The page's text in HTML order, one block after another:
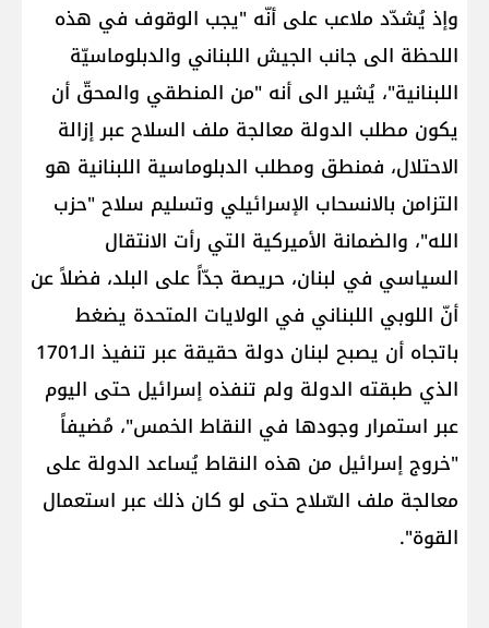
وإذ يُشدّد ملاعب على أنّه "يجب الوقوف في هذه
اللحظة الى جانب الجيش اللبناني والدبلوماسيّة
اللبنانية"، يُشير الى أنه "من المنطقي والمحقّ أن
يكون مطلب الدولة معالجة ملف السلاح عبر إزالة
الاحتلال، فمنطق ومطلب الدبلوماسية اللبنانية هو
التزامن بالانسحاب الإسرائيلي وتسليم سلاح "حزب
الله"، والضمانة الأميركية التي رأت الانتقال
السياسي في لبنان، حريصة جدّاً على البلد، فضلاً عن
أنّ اللوبي اللبناني في الولايات المتحدة يضغط
باتجاه أن يصبح لبنان دولة حقيقة عبر تنفيذ الـ1701
الذي طبقته الدولة ولم تنفذه إسرائيل حتى اليوم
عبر استمرار وجودها في النقاط الخمس"، مُضيفاً
"خروج إسرائيل من هذه النقاط يُساعد الدولة على
معالجة ملف السّلاح حتى لو كان ذلك عبر استعمال
القوة".